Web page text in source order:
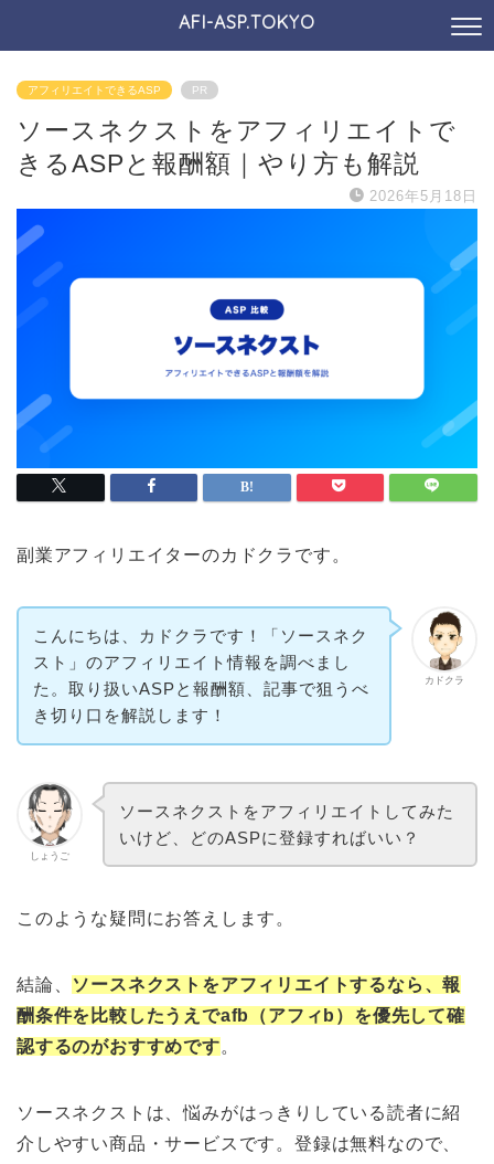
AFI-ASP.TOKYO
アフィリエイトできるASP PR
ソースネクストをアフィリエイトで
きるASPと報酬額｜やり方も解説
2026年5月18日
副業アフィリエイターのカドクラです。
カドクラ
こんにちは、カドクラです！「ソースネク
スト」のアフィリエイト情報を調べまし
た。取り扱いASPと報酬額、記事で狙うべ
き切り口を解説します！
しょうご
ソースネクストをアフィリエイトしてみた
いけど、どのASPに登録すればいい？
このような疑問にお答えします。
結論、 ソースネクストをアフィリエイトするなら、報
酬条件を比較したうえでafb（アフィb）を優先して確
認するのがおすすめです。
ソースネクストは、悩みがはっきりしている読者に紹
介しやすい商品・サービスです。登録は無料なので、